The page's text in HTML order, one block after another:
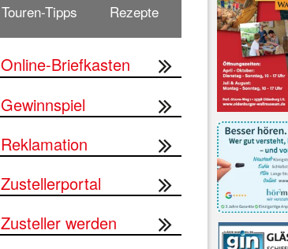
Touren-Tipps Rezepte
Online-Briefkasten
Gewinnspiel
Reklamation
Zustellerportal
Zusteller werden